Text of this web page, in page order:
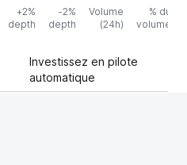
+2%
depth
-2%
depth
Volume
(24h)
% du
volume
Investissez en pilote
automatique